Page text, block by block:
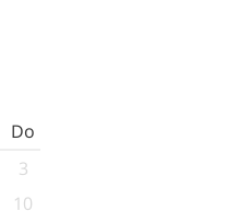
Do
3
10